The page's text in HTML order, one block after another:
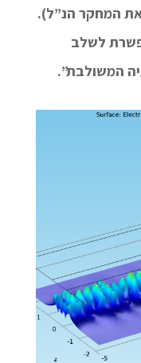
המחקר הנ”ל).
לשלב
המשולבת”.